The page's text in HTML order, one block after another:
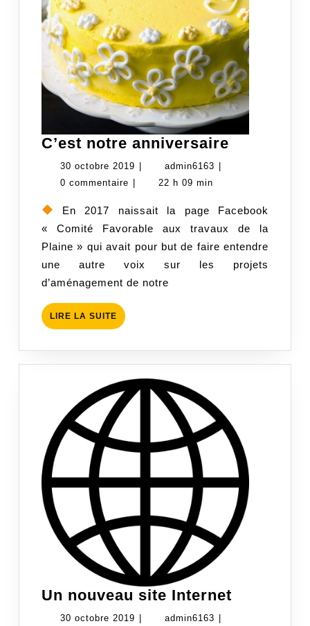
C’est notre anniversaire
30 octobre 2019 30
octobre
| admin6163 admin6163
|
0 commentaire | 22 h 09 min
En 2017 naissait la page Facebook
« Comité Favorable aux travaux de la
Plaine » qui avait pour but de faire entendre
une autre voix sur les projets
d’aménagement de notre
LIRE LA SUITE LIRE
LA
Un nouveau site Internet
30 octobre 2019 30 admin6163 admin6163